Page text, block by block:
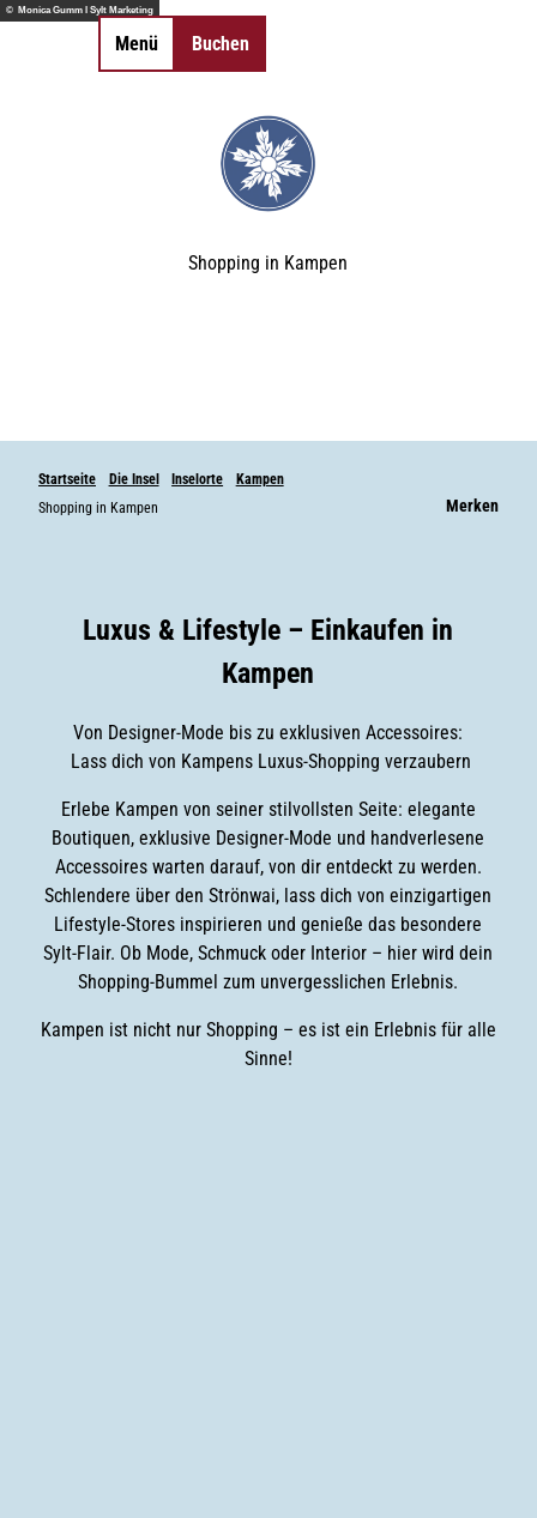
Z
SucheMenü Buchen
© Monica Gumm l Sylt Marketing
Shopping in Kampen
Startseite Die Insel Inselorte
Kampen
Shopping in Kampen
Merken
Luxus & Lifestyle – Einkaufen in
Kampen
Von Designer-Mode bis zu exklusiven Accessoires:
Lass dich von Kampens Luxus-Shopping verzaubern
Erlebe Kampen von seiner stilvollsten Seite: elegante
Boutiquen, exklusive Designer-Mode und handverlesene
Accessoires warten darauf, von dir entdeckt zu werden.
Schlendere über den Strönwai, lass dich von einzigartigen
Lifestyle-Stores inspirieren und genieße das besondere
Sylt-Flair. Ob Mode, Schmuck oder Interior – hier wird dein
Shopping-Bummel zum unvergesslichen Erlebnis.
Kampen ist nicht nur Shopping – es ist ein Erlebnis für alle
Sinne!